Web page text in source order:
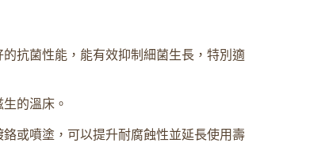
抗菌性能，能有效抑制細菌生長，特別適
的溫床。
或噴塗，可以提升耐腐蝕性並延長使用壽